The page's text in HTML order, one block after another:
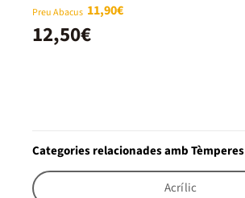
Preu Abacus 11,90€
12,50€
Categories relacionades amb Tèmperes
Acrílic